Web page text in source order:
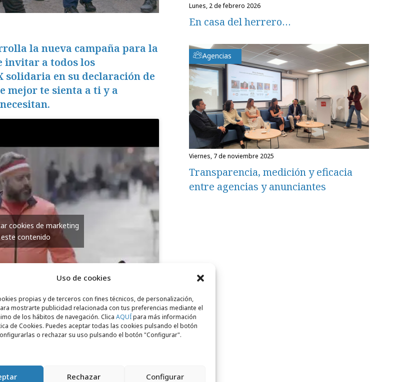
Uso de cookies
propias y de terceros con fines técnicos, de personalización,
mostrarte publicidad relacionada con tus preferencias mediante el
de los hábitos de navegación. Clica AQUÍpara más información
de Cookies. Puedes aceptar todas las cookies pulsando el botón
o rechazar su uso pulsando el botón "Configurar".
Rechazar Configurar
la nueva campaña para la
invitar a todos los
en su declaración de
mejor te sienta a ti y a
cookies de marketing
contenido
lunes, 2 de febrero 2026
En casa del herrero…
Agencias
viernes, 7 de noviembre 2025
Transparencia, medición y eficacia
entre agencias y anunciantes